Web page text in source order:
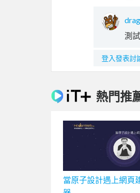
測
登入發表討
熱門推
當原子設計遇上網頁